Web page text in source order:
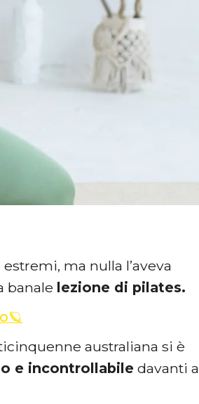
ma nulla l’aveva
banale lezione di pilates.
australiana si è
e incontrollabile davanti a